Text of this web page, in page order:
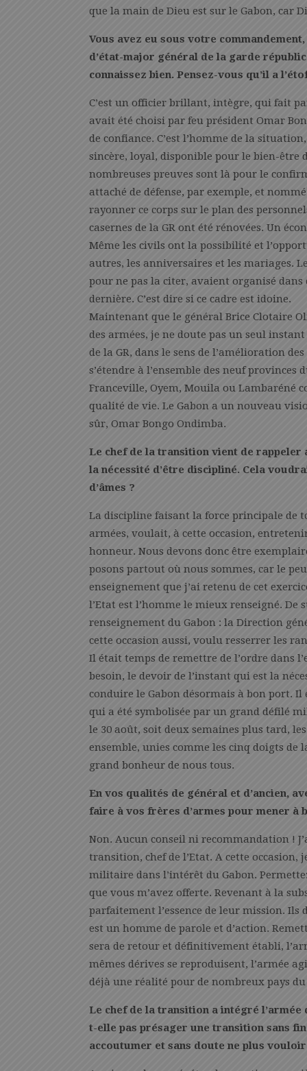
que la main de Dieu est sur le Gabon, car
Vous avez eu sous votre
d’état-major général de la garde
connaissez bien. Pensez-vous qu’il a
C’est un officier brillant, intègre, qui fait
avait été choisi par feu président Omar
de confiance. C’est l’homme de la
sincère, loyal, disponible pour le bien-être
nombreuses preuves sont là pour le
attaché de défense, par exemple, et
rayonner ce corps sur le plan des
casernes de la GR ont été rénovées. Un
Même les civils ont la possibilité et
autres, les anniversaires et les mariages.
pour ne pas la citer, avaient organisé
dernière. C’est dire si ce cadre est idoine.
Maintenant que le général Brice Clotaire
des armées, je ne doute pas un seul
de la GR, dans le sens de l’amélioration
s’étendre à l’ensemble des neuf
Franceville, Oyem, Mouila ou Lambaréné
qualité de vie. Le Gabon a un nouveau
sûr, Omar Bongo Ondimba.
Le chef de la transition vient de
la nécessité d’être discipliné. Cela
d’âmes ?
La discipline faisant la force principale de
armées, voulait, à cette occasion,
honneur. Nous devons donc être
posons partout où nous sommes, car le
enseignement que j’ai retenu de cet
l’Etat est l’homme le mieux renseigné.
renseignement du Gabon : la Direction
cette occasion aussi, voulu resserrer les
Il était temps de remettre de l’ordre dans
besoin, le devoir de l’instant qui est la
conduire le Gabon désormais à bon port.
qui a été symbolisée par un grand défilé
le 30 août, soit deux semaines plus tard,
ensemble, unies comme les cinq doigts de
grand bonheur de nous tous.
En vos qualités de général et d’ancien,
faire à vos frères d’armes pour mener à
Non. Aucun conseil ni recommandation !
transition, chef de l’Etat. A cette
militaire dans l’intérêt du Gabon.
que vous m’avez offerte. Revenant à la
parfaitement l’essence de leur mission.
est un homme de parole et d’action.
sera de retour et définitivement établi,
mêmes dérives se reproduisent, l’armée
déjà une réalité pour de nombreux pays
Le chef de la transition a intégré
t-elle pas présager une transition sans
accoutumer et sans doute ne plus